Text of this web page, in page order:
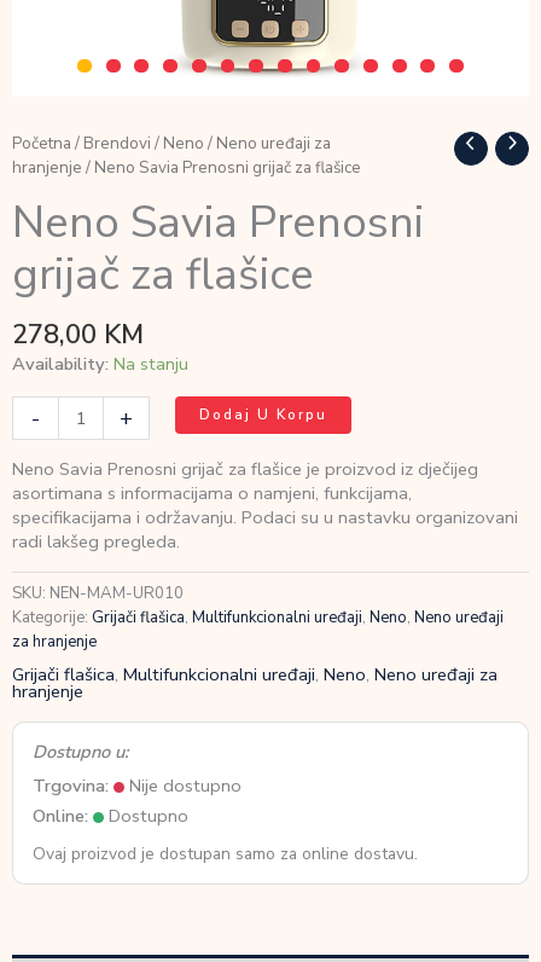
Početna / Brendovi / Neno / Neno uređaji za
hranjenje / Neno Savia Prenosni grijač za flašice
Neno Savia Prenosni
grijač za flašice
278,00 KM
Availability: Na stanju
-
grijač
za
flašice
količina
+ Dodaj U Korpu
Neno Savia Prenosni grijač za flašice je proizvod iz dječijeg
asortimana s informacijama o namjeni, funkcijama,
specifikacijama i održavanju. Podaci su u nastavku organizovani
radi lakšeg pregleda.
SKU: NEN-MAM-UR010
Kategorije: Grijači flašica, Multifunkcionalni uređaji, Neno, Neno uređaji
za hranjenje
Grijači flašica, Multifunkcionalni uređaji, Neno, Neno uređaji za
hranjenje
Dostupno u:
Trgovina:
Nije dostupno
Online:
Dostupno
Ovaj proizvod je dostupan samo za online dostavu.